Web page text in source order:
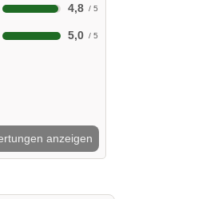
4,8
5,0
anzeigen